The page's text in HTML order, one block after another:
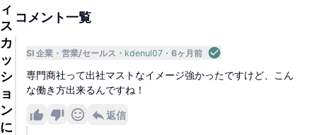
ィ
ス
カ
ッ
シ
ョ
ン
に
コメント一覧
SI 企業 営業/セールス kdenul07 6ヶ月前
専門商社って出社マストなイメージ強かったですけど、こん
な働き方出来るんですね！
返信